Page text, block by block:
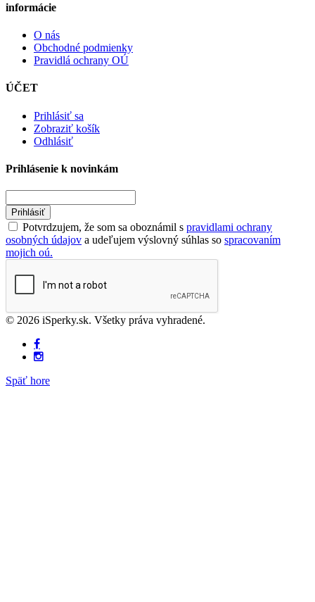
informácie
O nás
Obchodné podmienky
Pravidlá ochrany OÚ
ÚČET
Prihlásiť sa
Zobraziť košík
Odhlásiť
Prihlásenie k novinkám
Prihlásiť
Potvrdzujem, že som sa oboznámil s pravidlami ochrany
osobných údajov a udeľujem výslovný súhlas so spracovaním
mojich oú.
© 2026 iSperky.sk. Všetky práva vyhradené.
Späť hore